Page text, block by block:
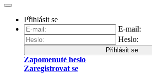
Přihlásit se
E-mail:
Heslo:
Přihlásit se
Zapomenuté heslo
Zaregistrovat se